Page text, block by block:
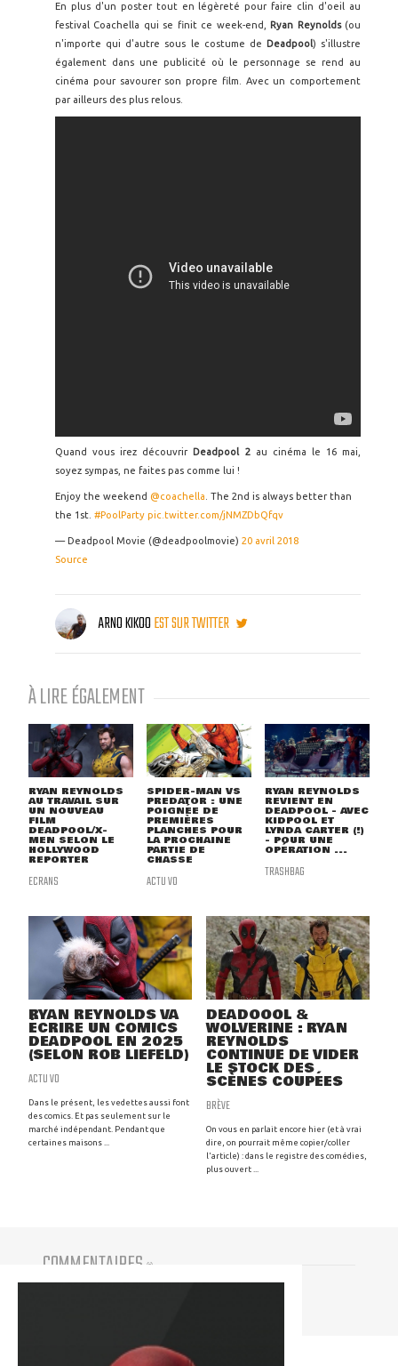
En plus d'un poster tout en légèreté pour faire clin d'oeil au
festival Coachella qui se finit ce week-end, Ryan Reynolds (ou
n'importe qui d'autre sous le costume de Deadpool) s'illustre
également dans une publicité où le personnage se rend au
cinéma pour savourer son propre film. Avec un comportement
par ailleurs des plus relous.
Quand vous irez découvrir Deadpool 2 au cinéma le 16 mai,
soyez sympas, ne faites pas comme lui !
Enjoy the weekend @coachella . The 2nd is always better than
the 1st. #PoolParty pic.twitter.com/jNMZDbQfqv
— Deadpool Movie (@deadpoolmovie) 20 avril 2018
Source
ARNO KIKOOEST SUR TWITTER
À LIRE ÉGALEMENT
RYAN REYNOLDS
AU TRAVAIL SUR
UN NOUVEAU
FILM
DEADPOOL/X-
MEN SELON LE
HOLLYWOOD
REPORTER
ECRANS
SPIDER-MAN VS
PREDATOR : UNE
POIGNÉE DE
PREMIÈRES
PLANCHES POUR
LA PROCHAINE
PARTIE DE
CHASSE
ACTU VO
RYAN REYNOLDS
REVIENT EN
DEADPOOL - AVEC
KIDPOOL ET
LYNDA CARTER (!)
- POUR UNE
OPÉRATION ...
TRASHBAG
RYAN REYNOLDS VA
ÉCRIRE UN COMICS
DEADPOOL EN 2025
(SELON ROB LIEFELD)
ACTU VO
Dans le présent, les vedettes aussi font
des comics. Et pas seulement sur le
marché indépendant. Pendant que
certaines maisons ...
DEADOOOL &
WOLVERINE : RYAN
REYNOLDS
CONTINUE DE VIDER
LE STOCK DES
SCÈNES COUPÉES
BRÈVE
On vous en parlait encore hier (et à vrai
dire, on pourrait même copier/coller
l'article) : dans le registre des comédies,
plus ouvert ...
COMMENTAIRES (0)